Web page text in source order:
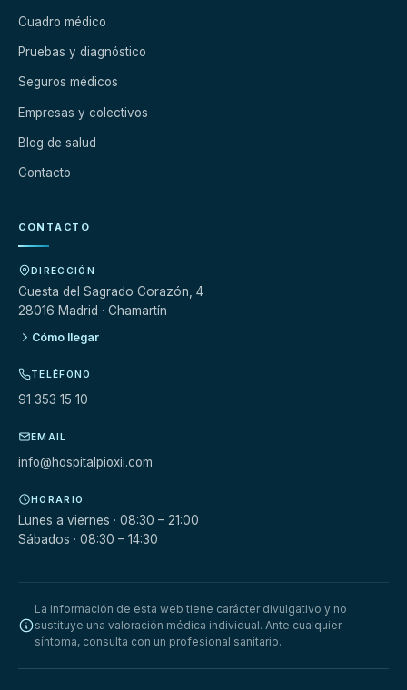
Cuadro médico
Pruebas y diagnóstico
Seguros médicos
Empresas y colectivos
Blog de salud
Contacto
CONTACTO
DIRECCIÓN
Cuesta del Sagrado Corazón, 4
28016 Madrid · Chamartín
Cómo llegar
TELÉFONO
91 353 15 10
EMAIL
info@hospitalpioxii.com
HORARIO
Lunes a viernes · 08:30 – 21:00
Sábados · 08:30 – 14:30
La información de esta web tiene carácter divulgativo y no
sustituye una valoración médica individual. Ante cualquier
síntoma, consulta con un profesional sanitario.